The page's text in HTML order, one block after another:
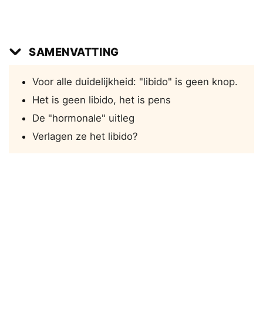
SAMENVATTING
Voor alle duidelijkheid: "libido" is geen knop.
Het is geen libido, het is pens
De "hormonale" uitleg
Verlagen ze het libido?